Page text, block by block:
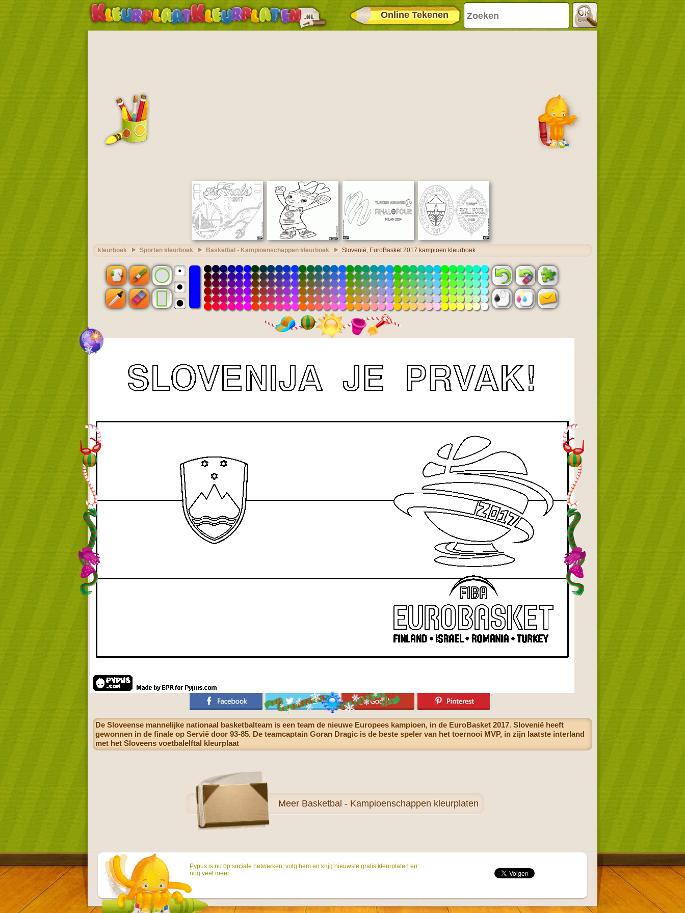
Online Tekenen
kleurboek Sporten kleurboek Basketbal - Kampioenschappen kleurboek Slovenië, EuroBasket 2017 kampioen kleurboek
De Sloveense mannelijke nationaal basketbalteam is een team de nieuwe Europees kampioen, in de EuroBasket 2017. Slovenië heeft
gewonnen in de finale op Servië door 93-85. De teamcaptain Goran Dragic is de beste speler van het toernooi MVP, in zijn laatste interland
met het Sloveens voetbalelftal kleurplaat
Meer Basketbal - Kampioenschappen kleurplaten
Pypus is nu op sociale netwerken, volg hem en krijg nieuwste gratis kleurplaten en
nog veel meer